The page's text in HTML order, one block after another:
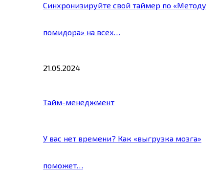
Синхронизируйте свой таймер по «Методу
помидора» на всех…
21.05.2024
Тайм-менеджмент
У вас нет времени? Как «выгрузка мозга»
поможет…